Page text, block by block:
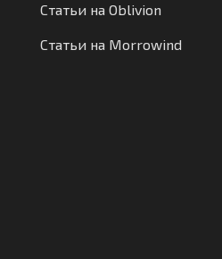
Статьи на Oblivion
Статьи на Morrowind